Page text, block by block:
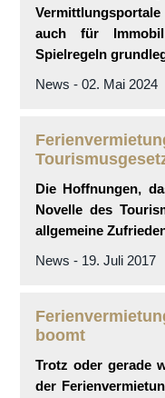
auch für
Spielregeln
News - 02. Mai 2024
Die Hoffnungen,
Novelle des
allgemeine
News - 19. Juli 2017
boomt
Trotz oder gerade
der